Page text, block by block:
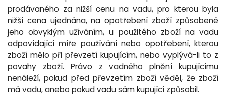
prodávaného za nižší cenu na vadu, pro kterou byla
nižší cena ujednána, na opotřebení zboží způsobené
jeho obvyklým užíváním, u použitého zboží na vadu
odpovídající míře používání nebo opotřebení, kterou
zboží mělo při převzetí kupujícím, nebo vyplývá-li to z
povahy zboží. Právo z vadného plnění kupujícímu
nenáleží, pokud před převzetím zboží věděl, že zboží
má vadu, anebo pokud vadu sám kupující způsobil.